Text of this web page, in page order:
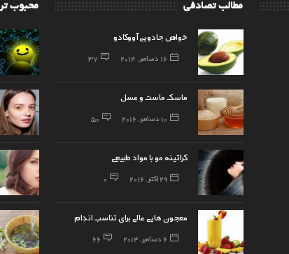
محبوب مطالب تصادفی
خواص جادویی آووکادو
16 دسامبر, 2014 37
ماسک ماست و عسل
10 دسامبر, 2016 50
کراتینه مو با مواد طبیعی
29 اکتبر, 2016 0
معجون هایی عالی برای تناسب اندام
6 دسامبر, 2014 66